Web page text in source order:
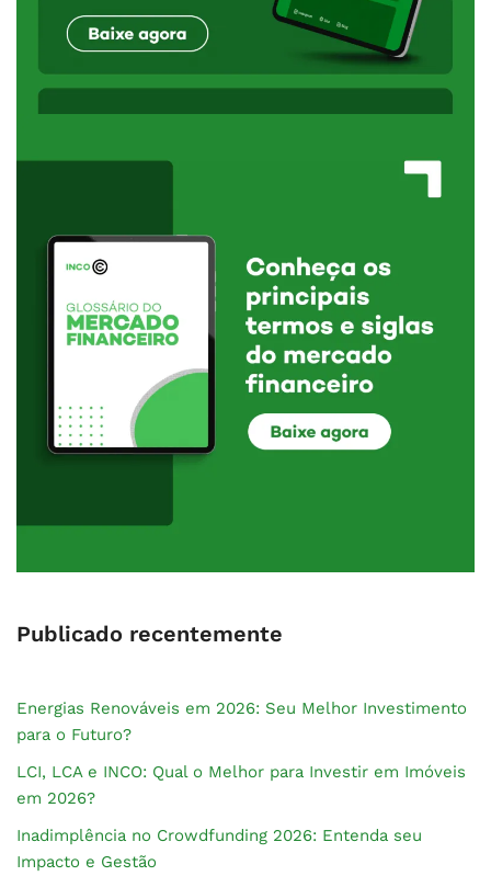
Publicado recentemente
Energias Renováveis em 2026: Seu Melhor Investimento
para o Futuro?
LCI, LCA e INCO: Qual o Melhor para Investir em Imóveis
em 2026?
Inadimplência no Crowdfunding 2026: Entenda seu
Impacto e Gestão